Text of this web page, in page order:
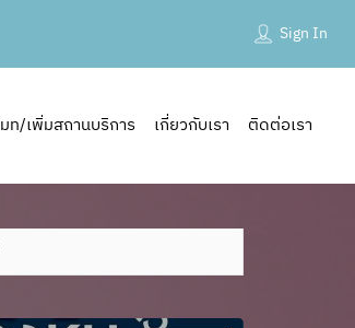
Sign In
มท/เพิ่มสถานบริการ เกี่ยวกับเรา ติดต่อเรา